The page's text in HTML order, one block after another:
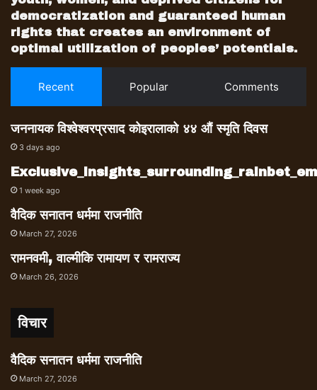
democratization and guaranteed human
rights that creates an environment of
optimal utilization of peoples’ potentials.
Recent Popular Comments
जननायक विश्वेश्वरप्रसाद कोइरालाको ४४ औं स्मृति दिवस
3 days ago
1 week ago
वैदिक सनातन धर्ममा राजनीति
March 27, 2026
रामनवमी, वाल्मीकि रामायण र रामराज्य
March 26, 2026
विचार
वैदिक सनातन धर्ममा राजनीति
March 27, 2026